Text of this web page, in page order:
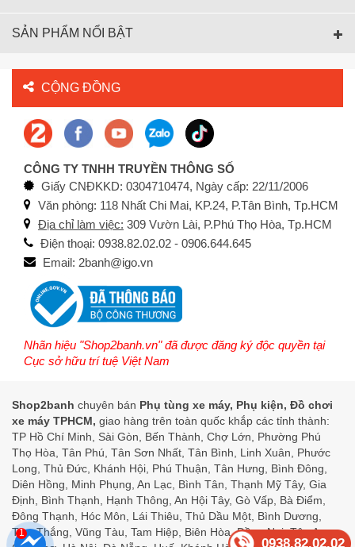
SẢN PHẨM NỔI BẬT
CỘNG ĐỒNG
CÔNG TY TNHH TRUYỀN THÔNG SỐ
Giấy CNĐKKD: 0304710474, Ngày cấp: 22/11/2006
Văn phòng: 118 Nhất Chi Mai, KP.24, P.Tân Bình, Tp.HCM
Địa chỉ làm việc: 309 Vườn Lài, P.Phú Thọ Hòa, Tp.HCM
Điện thoại: 0938.82.02.02 - 0906.644.645
Email: 2banh@igo.vn
Nhãn hiệu "Shop2banh.vn" đã được đăng ký độc quyền tại
Cục sở hữu trí tuệ Việt Nam
Shop2banh chuyên bán Phụ tùng xe máy, Phụ kiện, Đồ chơi
xe máy TPHCM, giao hàng trên toàn quốc khắp các tỉnh thành:
TP Hồ Chí Minh, Sài Gòn, Bến Thành, Chợ Lớn, Phường Phú
Thọ Hòa, Tân Phú, Tân Sơn Nhất, Tân Bình, Linh Xuân, Phước
Long, Thủ Đức, Khánh Hội, Phú Thuận, Tân Hưng, Bình Đông,
Diên Hồng, Minh Phụng, An Lạc, Bình Tân, Thạnh Mỹ Tây, Gia
Định, Bình Thạnh, Hạnh Thông, An Hội Tây, Gò Vấp, Bà Điểm,
Đông Thạnh, Hóc Môn, Lái Thiêu, Thủ Dầu Một, Bình Dương,
Tam Thắng, Vũng Tàu, Tam Hiệp, Biên Hòa, Đồng Nai, Tân An,
0938.82.02.02
1